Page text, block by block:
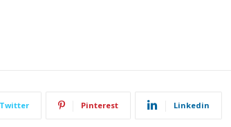
Twitter Pinterest Linkedin